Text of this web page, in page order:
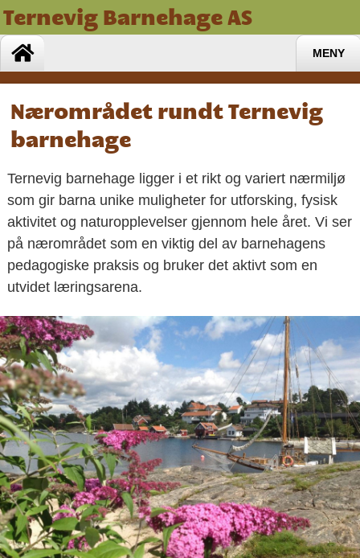
Ternevig Barnehage AS
MENY
Nærområdet rundt Ternevig
barnehage
Ternevig barnehage ligger i et rikt og variert nærmiljø
som gir barna unike muligheter for utforsking, fysisk
aktivitet og naturopplevelser gjennom hele året. Vi ser
på nærområdet som en viktig del av barnehagens
pedagogiske praksis og bruker det aktivt som en
utvidet læringsarena.